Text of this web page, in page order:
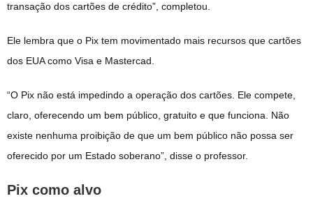
transação dos cartões de crédito”, completou.
Ele lembra que o Pix tem movimentado mais recursos que cartões
dos EUA como Visa e Mastercad.
“O Pix não está impedindo a operação dos cartões. Ele compete,
claro, oferecendo um bem público, gratuito e que funciona. Não
existe nenhuma proibição de que um bem público não possa ser
oferecido por um Estado soberano”, disse o professor.
Pix como alvo